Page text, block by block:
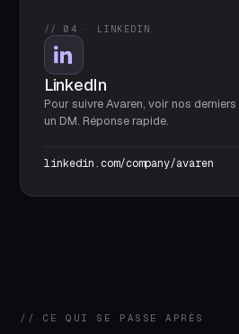
// 04 · LINKEDIN
LinkedIn
Pour suivre Avaren, voir nos
un DM. Réponse rapide.
linkedin.com/company/avaren
// CE QUI SE PASSE APRÈS